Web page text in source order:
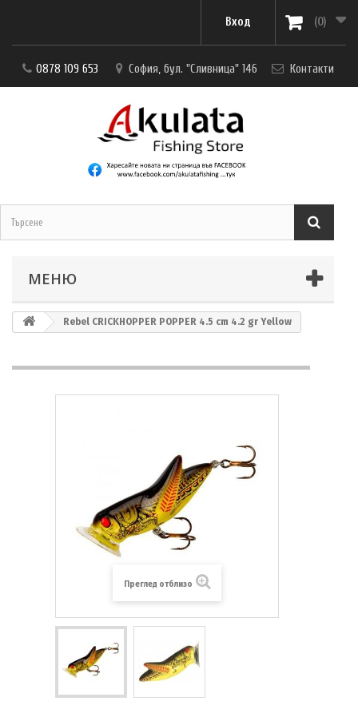
(0)
Вход
0878 109 653 София, бул. "Сливница" 146 Контакти
МЕНЮ
Rebel CRICKHOPPER POPPER 4.5 cm 4.2 gr Yellow
Преглед отблизо